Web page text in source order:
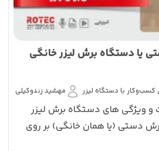
یا دستگاه برش لیزر خانگی
کسب‌و‌کار با دستگاه لیزر مهشید زندوکیلی
و ویژگی های دستگاه برش لیزر
دستی (یا همان خانگی) بر روی